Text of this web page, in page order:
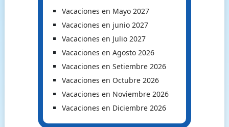
Vacaciones en Mayo 2027
Vacaciones en junio 2027
Vacaciones en Julio 2027
Vacaciones en Agosto 2026
Vacaciones en Setiembre 2026
Vacaciones en Octubre 2026
Vacaciones en Noviembre 2026
Vacaciones en Diciembre 2026